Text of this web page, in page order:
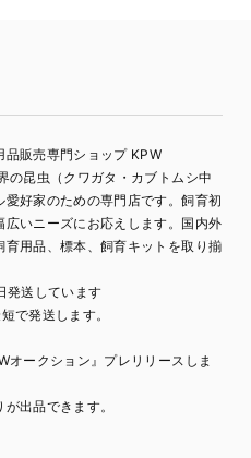
品販売専門ショップ KPW
の昆虫（クワガタ・カブトムシ中
好家のための専門店です。飼育初
いニーズにお応えします。国内外
用品、標本、飼育キットを取り揃
発送しています
で発送します。
オークション』プレリリースしま
出品できます。